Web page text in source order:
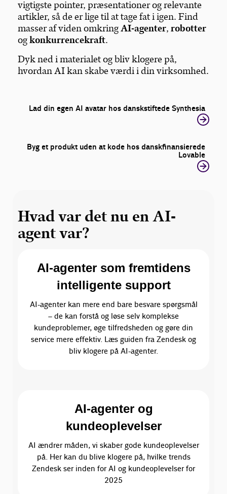
vigtigste pointer, præsentationer og relevante
artikler, så de er lige til at tage fat i igen. Find
masser af viden omkringAI-agenter, robotter
ogkonkurrencekraft.
Dyk ned i materialet og bliv klogere på,
hvordan AI kan skabe værdi i din virksomhed.
Lad din egen AI avatar hos danskstiftede Synthesia
Byg et produkt uden at kode hos danskfinansierede
Lovable
Hvad var det nu en AI-
agent var?
AI-agenter som fremtidens
intelligente support
AI-agenter kan mere end bare besvare spørgsmål
– de kan forstå og løse selv komplekse
kundeproblemer, øge tilfredsheden og gøre din
service mere effektiv. Læs guiden fra Zendesk og
bliv klogere på AI-agenter.
AI-agenter og
kundeoplevelser
AI ændrer måden, vi skaber gode kundeoplevelser
på. Her kan du blive klogere på, hvilke trends
Zendesk ser inden for AI og kundeoplevelser for
2025